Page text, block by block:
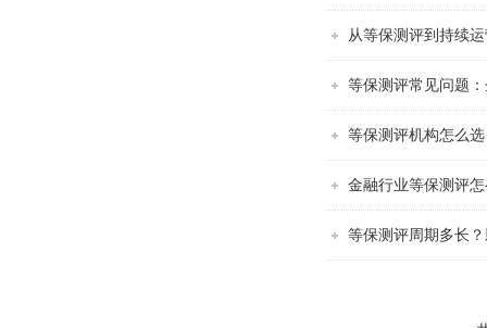
从等保测评到持续
等保测评常见问题
等保测评机构怎么
金融行业等保测评
等保测评周期多长